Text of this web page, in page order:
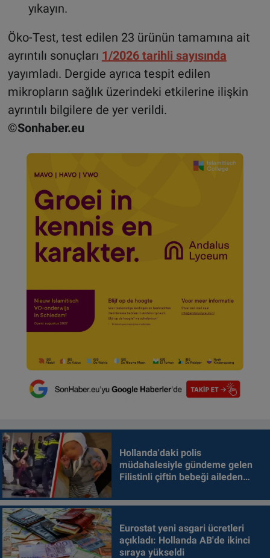
yıkayın.
Öko-Test, test edilen 23 ürünün tamamına ait
ayrıntılı sonuçları 1/2026 tarihli sayısında
yayımladı. Dergide ayrıca tespit edilen
mikropların sağlık üzerindeki etkilerine ilişkin
ayrıntılı bilgilere de yer verildi.
©Sonhaber.eu
Hollanda'daki polis
müdahalesiyle gündeme gelen
Filistinli çiftin bebeği aileden
Eurostat yeni asgari ücretleri
açıkladı: Hollanda AB'de ikinci
sıraya yükseldi